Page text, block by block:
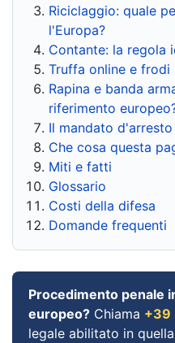
Riciclaggio: quale
l'Europa?
Contante: la regola
Truffa online e frodi
Rapina e banda
riferimento
Il mandato
Che cosa questa
Miti e fatti
Glossario
Costi della difesa
Domande frequenti
Procedimento penale
europeo? Chiama +39
legale abilitato in